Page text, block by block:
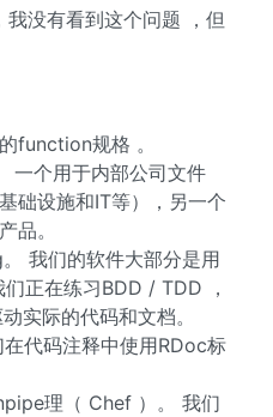
没有看到这个问题 ，但
function规格 。
一个用于内部公司文件
础设施和IT等），另一个
品。
我们的软件大部分是用
正在练习BDD / TDD ，
实际的代码和文档。
代码注释中使用RDoc标
理（ Chef ）。 我们